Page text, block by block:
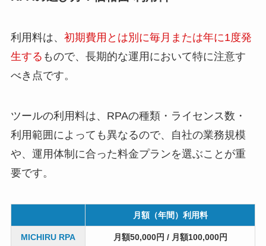
利用料は、 初期費用とは別に毎月または年に1度発
生する もので、長期的な運用において特に注意す
べき点です。
ツールの利用料は、RPAの種類・ライセンス数・
利用範囲によっても異なるので、自社の業務規模
や、運用体制に合った料金プランを選ぶことが重
要です。
月額（年間）利用料
MICHIRU RPA 月額50,000円 / 月額100,000円